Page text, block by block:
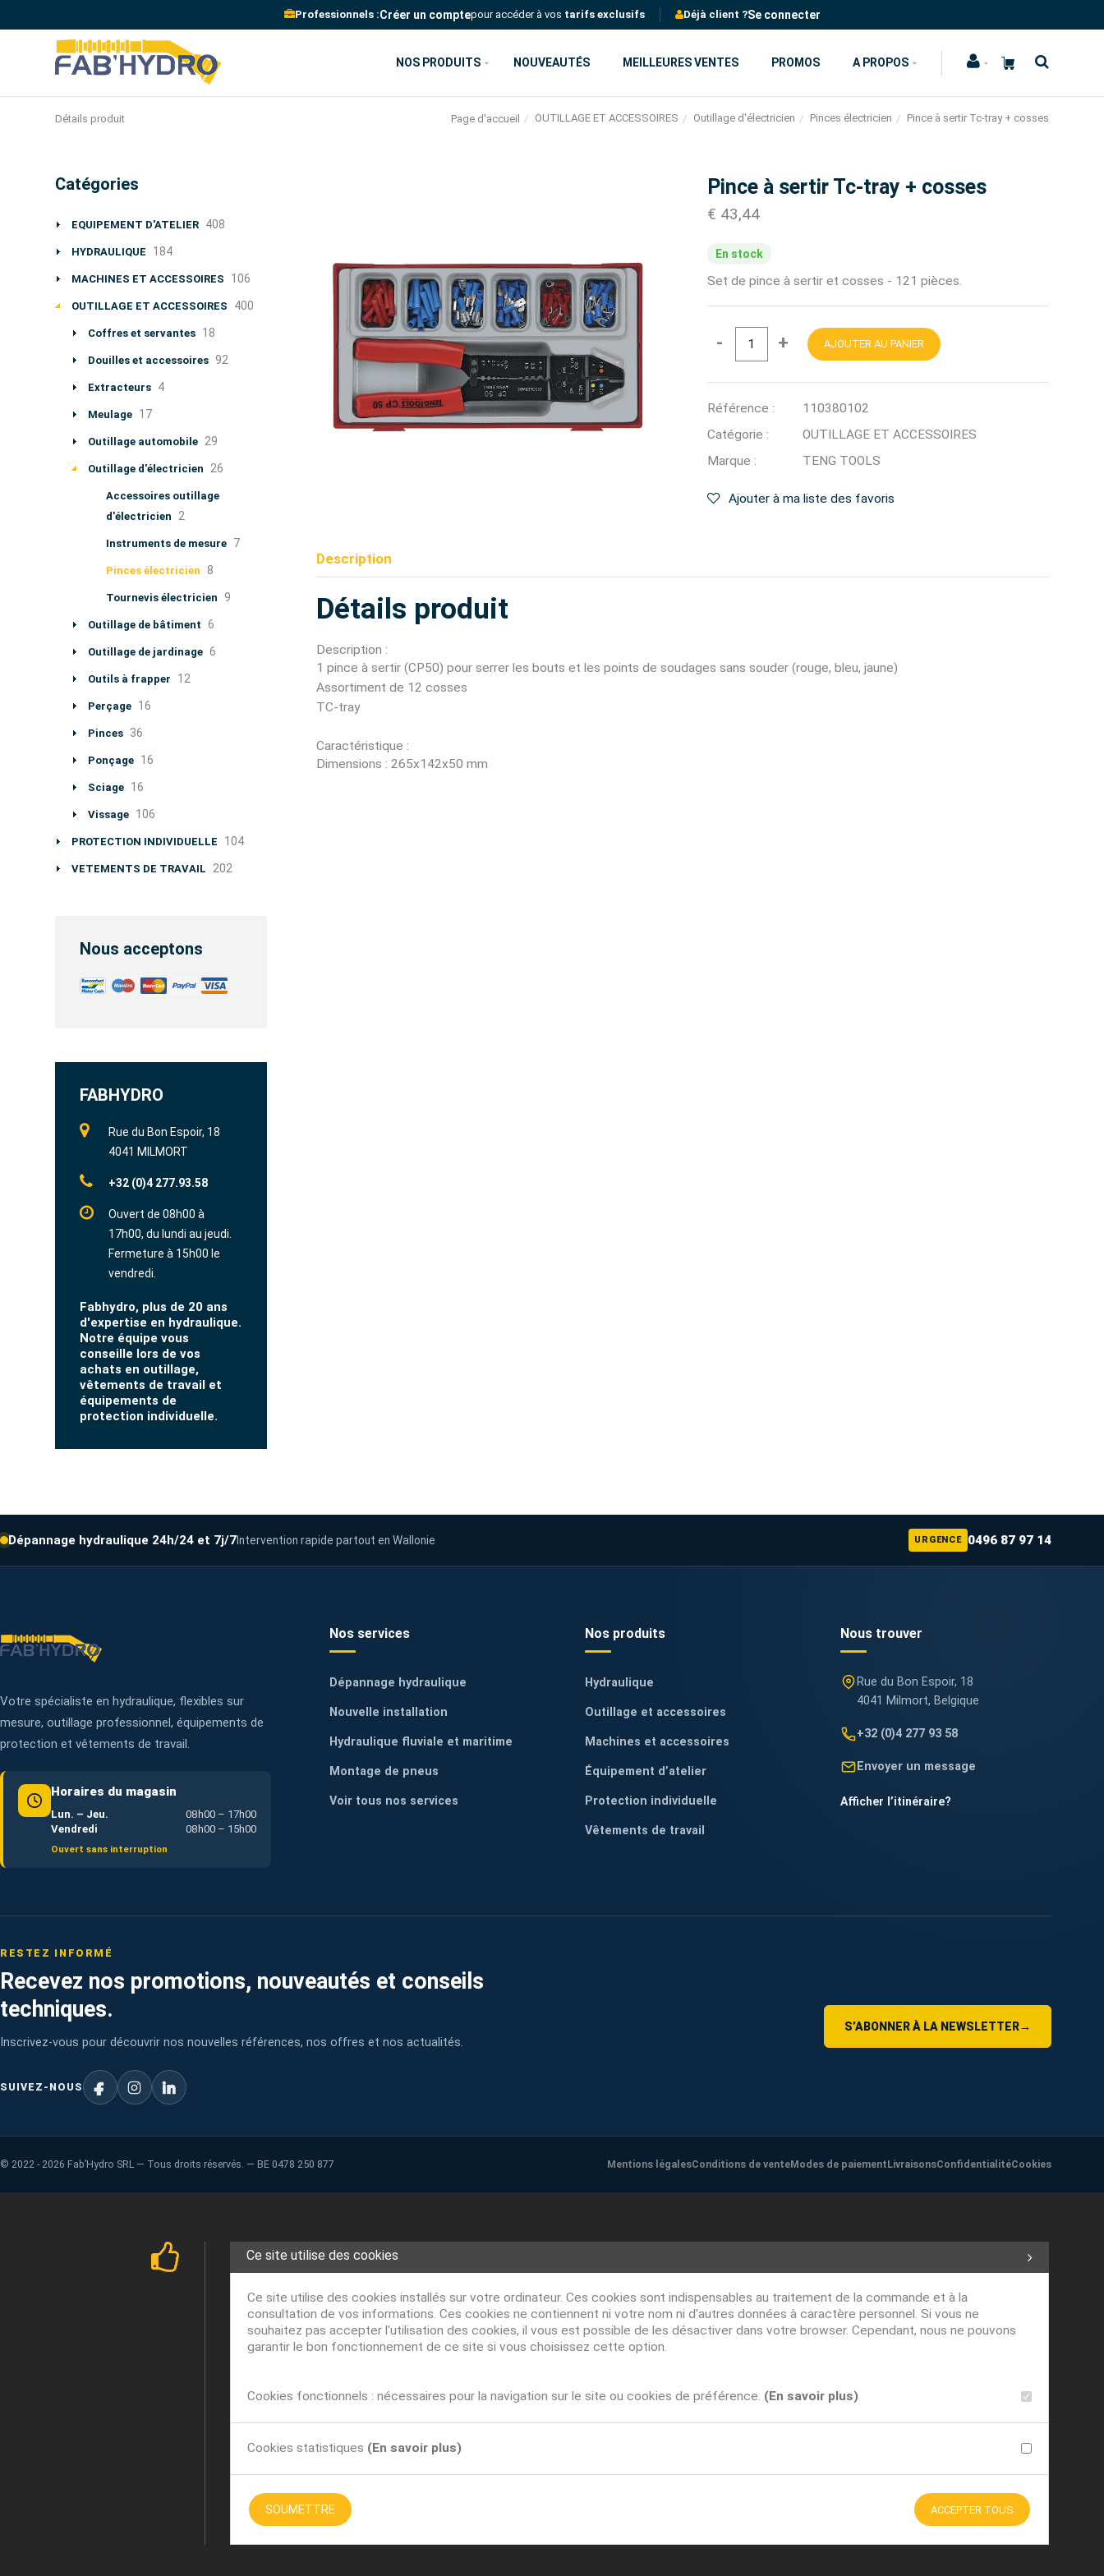
Professionnels :Créer un comptepour accéder à vos tarifs exclusifs Déjà client ?Se connecter
NOS PRODUITS NOUVEAUTÉS MEILLEURES VENTES PROMOS A PROPOS
Détails produit Page d'accueil OUTILLAGE ET ACCESSOIRES Outillage d'électricien Pinces électricien Pince à sertir Tc-tray + cosses
Pince à sertir Tc-tray + cosses
€ 43,44
En stock
Set de pince à sertir et cosses - 121 pièces.
- + AJOUTER AU PANIER
Référence :
110380102
Catégorie :
OUTILLAGE ET ACCESSOIRES
Marque :
TENG TOOLS
Ajouter à ma liste des favoris
Description
Détails produit
Description :
1 pince à sertir (CP50) pour serrer les bouts et les points de soudages sans souder (rouge, bleu, jaune)
Assortiment de 12 cosses
TC-tray
Caractéristique :
Dimensions : 265x142x50 mm
Catégories
EQUIPEMENT D'ATELIER 408
HYDRAULIQUE 184
MACHINES ET ACCESSOIRES 106
OUTILLAGE ET ACCESSOIRES 400
Coffres et servantes 18
Douilles et accessoires 92
Extracteurs 4
Meulage 17
Outillage automobile 29
Outillage d'électricien 26
Accessoires outillage
d'électricien
2
Instruments de mesure 7
Pinces électricien 8
Tournevis électricien 9
Outillage de bâtiment 6
Outillage de jardinage 6
Outils à frapper 12
Perçage 16
Pinces 36
Ponçage 16
Sciage 16
Vissage 106
PROTECTION INDIVIDUELLE 104
VETEMENTS DE TRAVAIL 202
Nous acceptons
FABHYDRO
Rue du Bon Espoir, 18
4041 MILMORT
+32 (0)4 277.93.58
Ouvert de 08h00 à
17h00, du lundi au jeudi.
Fermeture à 15h00 le
vendredi.
Fabhydro, plus de 20 ans
d'expertise en hydraulique.
Notre équipe vous
conseille lors de vos
achats en outillage,
vêtements de travail et
équipements de
protection individuelle.
Dépannage hydraulique 24h/24 et 7j/7Intervention rapide partout en Wallonie URGENCE 0496 87 97 14
Votre spécialiste en hydraulique, flexibles sur
mesure, outillage professionnel, équipements de
protection et vêtements de travail.
Horaires du magasin
Lun. – Jeu.
08h00 – 17h00
Vendredi
08h00 – 15h00
Ouvert sans interruption
Nos services
Dépannage hydraulique
Nouvelle installation
Hydraulique fluviale et maritime
Montage de pneus
Voir tous nos services
Nos produits
Hydraulique
Outillage et accessoires
Machines et accessoires
Équipement d’atelier
Protection individuelle
Vêtements de travail
Nous trouver
Rue du Bon Espoir, 18
4041 Milmort, Belgique
+32 (0)4 277 93 58
Envoyer un message
Afficher l’itinéraire?
RESTEZ INFORMÉ
Recevez nos promotions, nouveautés et conseils
techniques.
Inscrivez-vous pour découvrir nos nouvelles références, nos offres et nos actualités.
SUIVEZ-NOUS
S’ABONNER À LA NEWSLETTER→
© 2022 - 2026 Fab’Hydro SRL — Tous droits réservés. — BE 0478 250 877 Mentions légalesConditions de venteModes de paiementLivraisonsConfidentialitéCookies
Ce site utilise des cookies
Ce site utilise des cookies installés sur votre ordinateur. Ces cookies sont indispensables au traitement de la commande et à la
consultation de vos informations. Ces cookies ne contiennent ni votre nom ni d'autres données à caractère personnel. Si vous ne
souhaitez pas accepter l'utilisation des cookies, il vous est possible de les désactiver dans votre browser. Cependant, nous ne pouvons
garantir le bon fonctionnement de ce site si vous choisissez cette option.
Cookies fonctionnels : nécessaires pour la navigation sur le site ou cookies de préférence. (En savoir plus)
Cookies statistiques (En savoir plus)
SOUMETTRE ACCEPTER TOUS